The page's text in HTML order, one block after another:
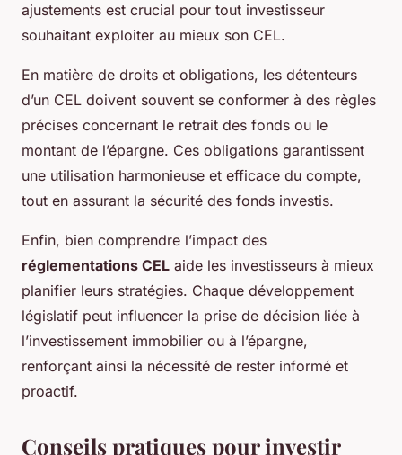
ajustements est crucial pour tout investisseur
souhaitant exploiter au mieux son CEL.
En matière de droits et obligations, les détenteurs
d’un CEL doivent souvent se conformer à des règles
précises concernant le retrait des fonds ou le
montant de l’épargne. Ces obligations garantissent
une utilisation harmonieuse et efficace du compte,
tout en assurant la sécurité des fonds investis.
Enfin, bien comprendre l’impact des
réglementations CEL aide les investisseurs à mieux
planifier leurs stratégies. Chaque développement
législatif peut influencer la prise de décision liée à
l’investissement immobilier ou à l’épargne,
renforçant ainsi la nécessité de rester informé et
proactif.
Conseils pratiques pour investir